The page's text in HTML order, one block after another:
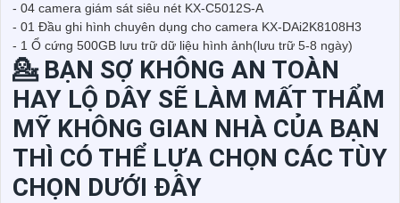
- 04 camera giám sát siêu nét KX-C5012S-A
- 01 Đầu ghi hình chuyên dụng cho camera KX-DAi2K8108H3
- 1 Ổ cứng 500GB lưu trữ dữ liệu hình ảnh(lưu trữ 5-8 ngày)
💁 BẠN SỢ KHÔNG AN TOÀN
HAY LỘ DÂY SẼ LÀM MẤT THẨM
MỸ KHÔNG GIAN NHÀ CỦA BẠN
THÌ CÓ THỂ LỰA CHỌN CÁC TÙY
CHỌN DƯỚI ĐÂY